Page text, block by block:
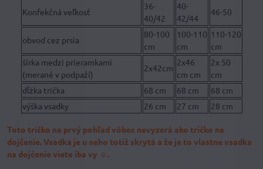
Konfekčná veľkosť
36-
40/42
40-
42/44
46-50
obvod cez prsia
80-100
cm
100-110
cm
110-120
cm
šírka medzi prieramkami
(merané v podpaží)
2x42cm
2x46
cm cm
2x 50
cm
dĺžka trička
68 cm 68 cm
68 cm
výška vsadky
26 cm 27 cm 28 cm
Toto tričko na prvý pohľad vôbec nevyzerá ako tričko na
dojčenie. Vsadka je u neho totiž skrytá a že je to vlastne vsadka
na dojčenie viete iba vy ☺.